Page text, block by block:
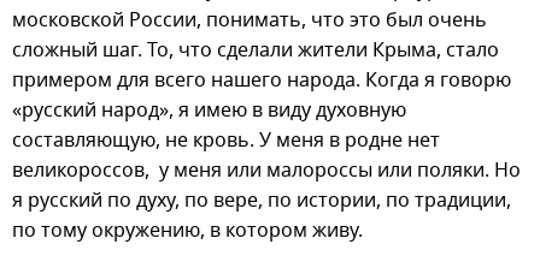
московской России, понимать, что это был очень
сложный шаг. То, что сделали жители Крыма, стало
примером для всего нашего народа. Когда я говорю
«русский народ», я имею в виду духовную
составляющую, не кровь. У меня в родне нет
великороссов, у меня или малороссы или поляки. Но
я русский по духу, по вере, по истории, по традиции,
по тому окружению, в котором живу.